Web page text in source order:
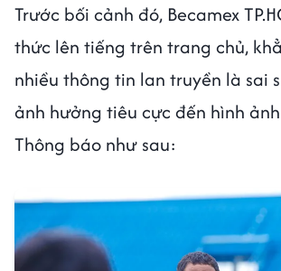
Trước bối cảnh đó, Becamex
thức lên tiếng trên trang chủ,
nhiều thông tin lan truyền là sai
ảnh hưởng tiêu cực đến hình
Thông báo như sau: